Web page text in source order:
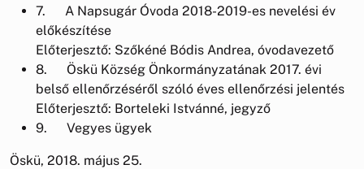
7. A Napsugár Óvoda 2018-2019-es nevelési év
előkészítése
Előterjesztő: Szőkéné Bódis Andrea, óvodavezető
8. Öskü Község Önkormányzatának 2017. évi
belső ellenőrzéséről szóló éves ellenőrzési jelentés
Előterjesztő: Borteleki Istvánné, jegyző
9. Vegyes ügyek
Öskü, 2018. május 25.